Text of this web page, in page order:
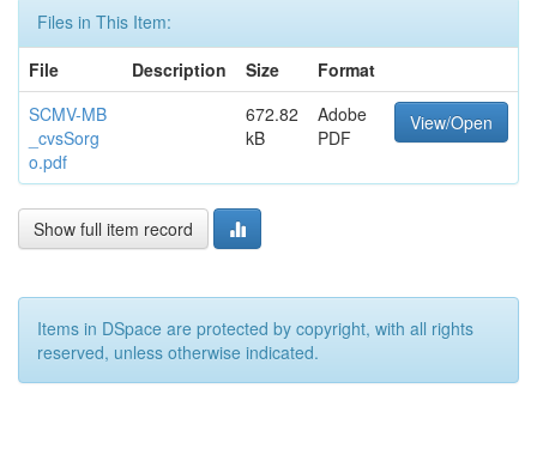
Files in This Item:
File
Description Size
Format
SCMV-MB
_cvsSorg
o.pdf
672.82
kB
Adobe
PDF
View/Open
Show full item record
Items in DSpace are protected by copyright, with all rights
reserved, unless otherwise indicated.